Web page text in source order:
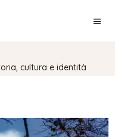
cultura e identità